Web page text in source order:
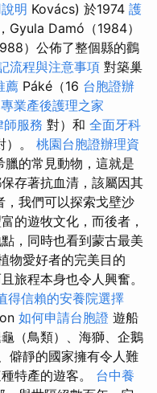
明 Kovács) 於1974 護
Gyula Damó（1984）
）公佈了整個縣的鸛
流程與注意事項 對築巢
薦 Páké（16 台胞證辦
業產後護理之家
師服務 對）和 全面牙科
）。 桃園台胞證辦理資
的常見動物，這就是
存著抗血清，該屬因其
我們可以探索戈壁沙
的遊牧文化，而後者，
，同時也看到蒙古最美
物愛好者的完美目的
旅程本身也令人興奮。
得信賴的安養院選擇
如何申請台胞證 遊船
（鳥類）、海獅、企鵝
僻靜的國家擁有令人難
特產的遊客。 台中養